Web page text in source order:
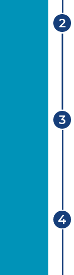
2
3
4